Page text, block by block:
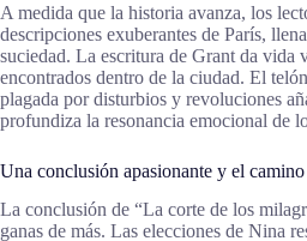
A medida que la historia avanza, los
descripciones exuberantes de París,
suciedad. La escritura de Grant da vida
encontrados dentro de la ciudad. El
plagada por disturbios y revoluciones
profundiza la resonancia emocional de
Una conclusión apasionante y el
La conclusión de “La corte de los
ganas de más. Las elecciones de Nina